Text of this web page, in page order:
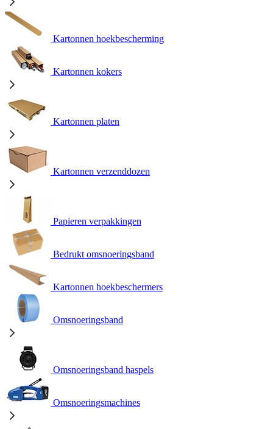
Kartonnen hoekbescherming
Kartonnen kokers
Kartonnen platen
Kartonnen verzenddozen
Papieren verpakkingen
Bedrukt omsnoeringsband
Kartonnen hoekbeschermers
Omsnoeringsband
Omsnoeringsband haspels
Omsnoeringsmachines